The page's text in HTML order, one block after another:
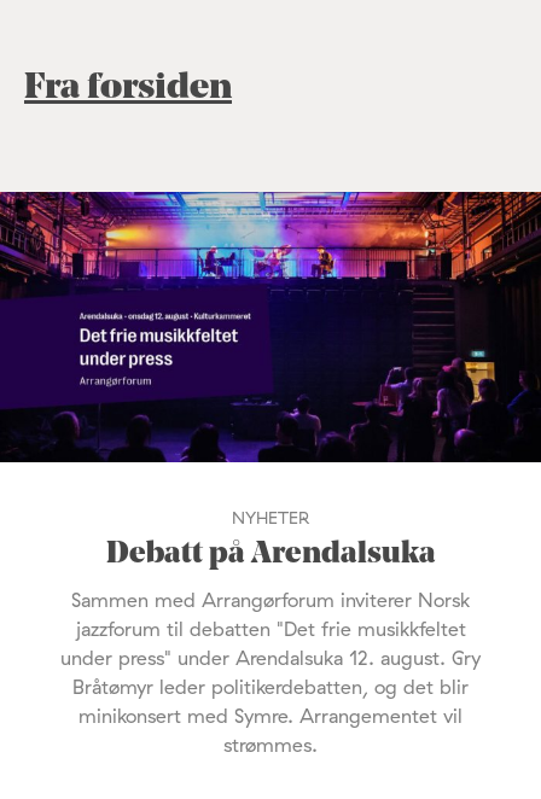
Fra forsiden
NYHETER
Debatt på Arendalsuka
Sammen med Arrangørforum inviterer Norsk
jazzforum til debatten "Det frie musikkfeltet
under press" under Arendalsuka 12. august. Gry
Bråtømyr leder politikerdebatten, og det blir
minikonsert med Symre. Arrangementet vil
strømmes.